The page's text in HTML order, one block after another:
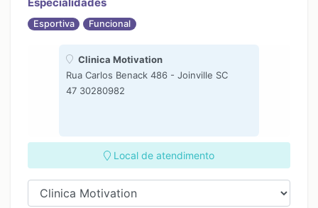
Esportiva Funcional
Clinica Motivation
Rua Carlos Benack 486 - Joinville SC
47 30280982
Local de atendimento